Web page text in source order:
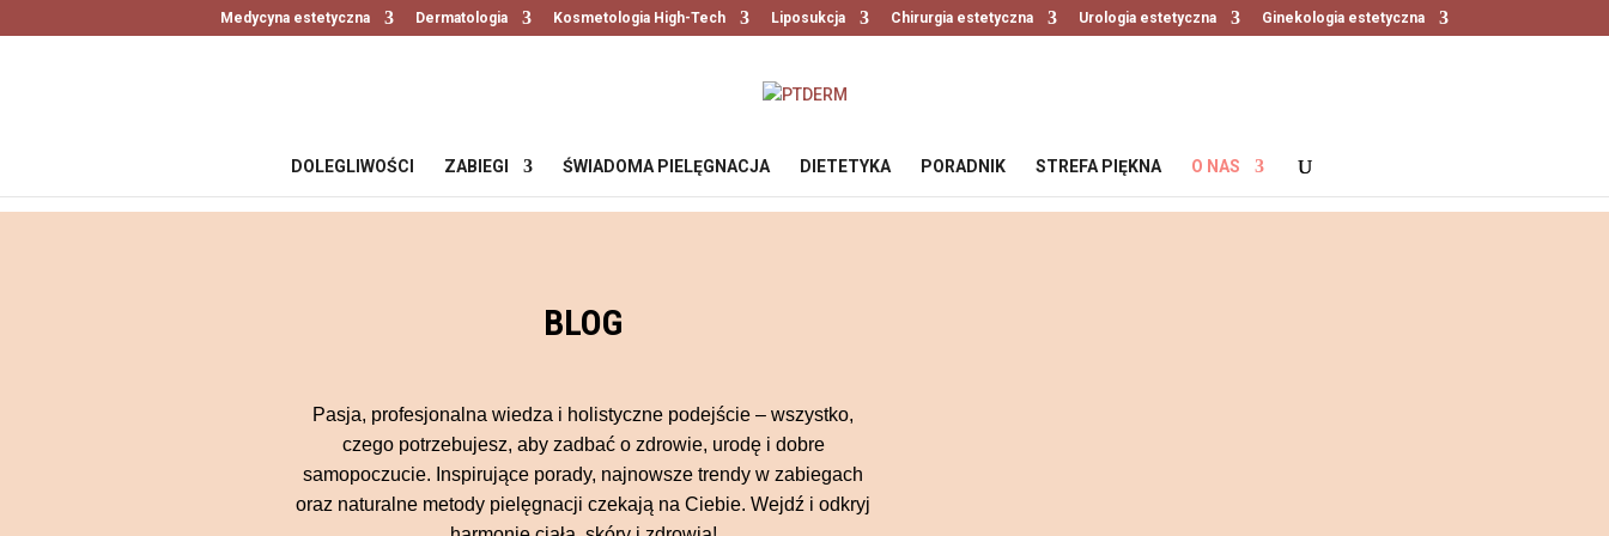
Medycyna estetyczna Dermatologia Kosmetologia High-Tech Liposukcja Chirurgia estetyczna Urologia estetyczna Ginekologia estetyczna
DOLEGLIWOŚCI ZABIEGI ŚWIADOMA PIELĘGNACJA DIETETYKA PORADNIK STREFA PIĘKNA O NAS
BLOG
Pasja, profesjonalna wiedza i holistyczne podejście – wszystko,
czego potrzebujesz, aby zadbać o zdrowie, urodę i dobre
samopoczucie. Inspirujące porady, najnowsze trendy w zabiegach
oraz naturalne metody pielęgnacji czekają na Ciebie. Wejdź i odkryj